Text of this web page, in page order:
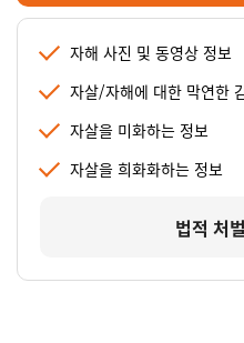
자해 사진 및 동영상 정보
자살/자해에 대한 막연한
자살을 미화하는 정보
자살을 희화화하는 정보
법적 처